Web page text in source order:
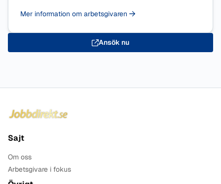
Mer information om arbetsgivaren
Ansök nu
Sajt
Om oss
Arbetsgivare i fokus